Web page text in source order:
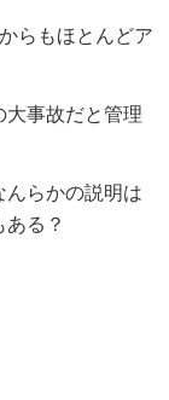
らもほとんどア
大事故だと管理
んらかの説明は
る？